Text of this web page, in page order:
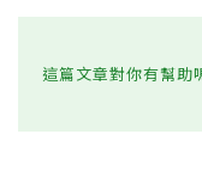
這篇文章對你有幫助